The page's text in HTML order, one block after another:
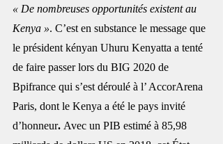
« De nombreuses opportunités existent au
Kenya ». C’est en substance le message que
le président kényan Uhuru Kenyatta a tenté
de faire passer lors du BIG 2020 de
Bpifrance qui s’est déroulé à l’ AccorArena
Paris, dont le Kenya a été le pays invité
d’honneur. Avec un PIB estimé à 85,98